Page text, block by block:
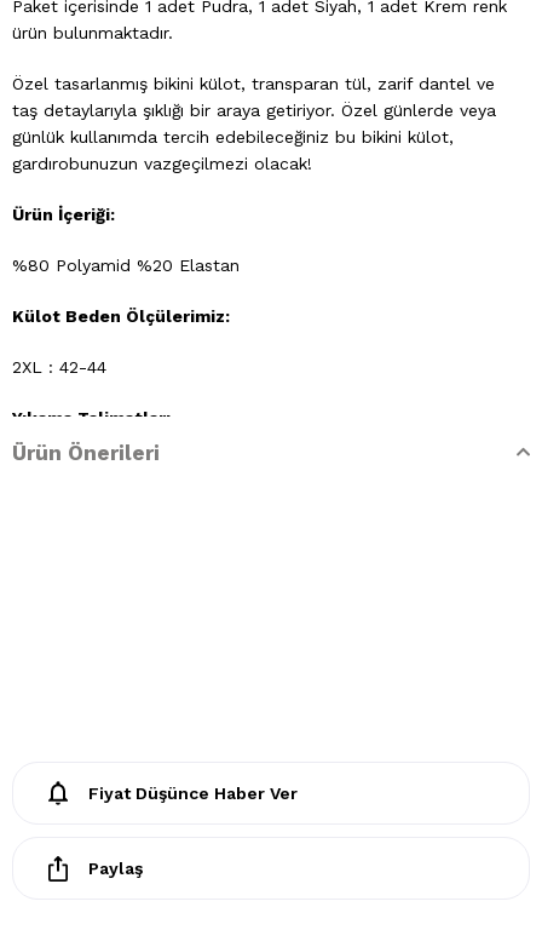
Paket içerisinde 1 adet Pudra, 1 adet Siyah, 1 adet Krem renk
ürün bulunmaktadır.
Özel tasarlanmış bikini külot, transparan tül, zarif dantel ve
taş detaylarıyla şıklığı bir araya getiriyor. Özel günlerde veya
günlük kullanımda tercih edebileceğiniz bu bikini külot,
gardırobunuzun vazgeçilmezi olacak!
Ürün İçeriği:
%80 Polyamid %20 Elastan
Külot Beden Ölçülerimiz:
2XL : 42-44
Yıkama Talimatları
Ürün Önerileri
Fiyat Düşünce Haber Ver
Paylaş